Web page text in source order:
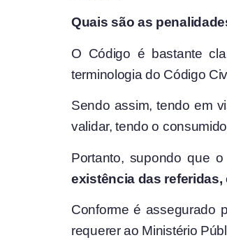
Quais são as
O Código é bastante
terminologia do Código
Sendo assim, tendo em
validar, tendo o
Portanto, supondo que
existência das
Conforme é assegurado
requerer ao Ministério